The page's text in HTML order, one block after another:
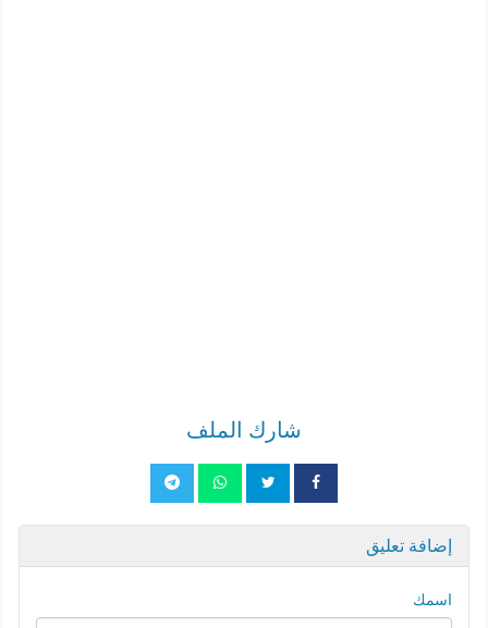
شارك الملف
إضافة تعليق
اسمك